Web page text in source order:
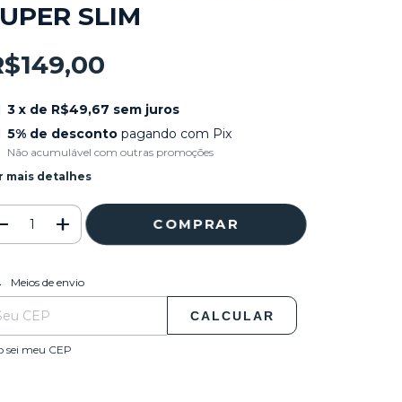
SLIM
3 x de R$49,67 sem juros
5% de descontopagando com Pix
Não acumulável com outras promoções
mais detalhes
para o CEP:
Meios de envio
CALCULAR
sei meu CEP